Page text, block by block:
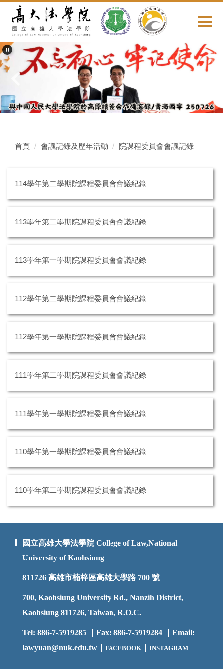
要
內
容
區
首頁 會議記錄及歷年活動 院課程委員會會議記錄
114學年第二學期院課程委員會會議紀錄
113學年第二學期院課程委員會會議紀錄
113學年第一學期院課程委員會會議紀錄
112學年第二學期院課程委員會會議紀錄
112學年第一學期院課程委員會會議紀錄
111學年第二學期院課程委員會會議紀錄
111學年第一學期院課程委員會會議紀錄
110學年第一學期院課程委員會會議紀錄
110學年第二學期院課程委員會會議紀錄
國立高雄大學法學院 College of Law,National
University of Kaohsiung
811726 高雄市楠梓區高雄大學路 700 號
700, Kaohsiung University Rd., Nanzih District,
Kaohsiung 811726, Taiwan, R.O.C.
Tel: 886-7-5919285 ｜Fax: 886-7-5919284 ｜Email:
lawyuan@nuk.edu.tw｜ FACEBOOK INSTAGRAM